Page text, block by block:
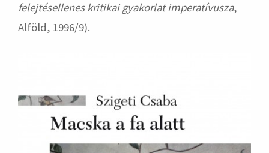
felejtésellenes kritikai gyakorlat imperatívusza,
Alföld, 1996/9).